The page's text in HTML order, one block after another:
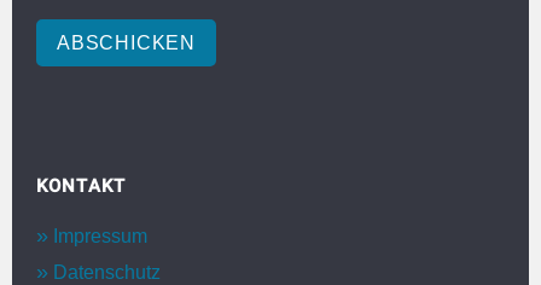
ABSCHICKEN
KONTAKT
Impressum
Datenschutz